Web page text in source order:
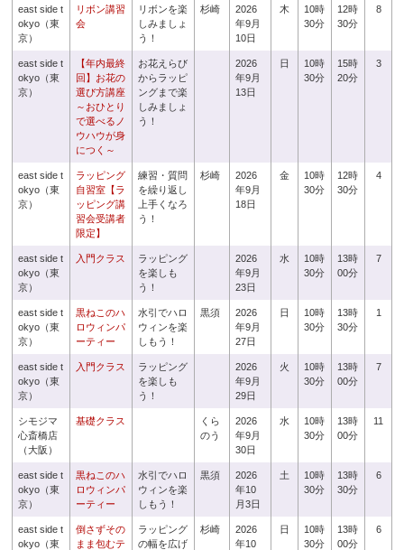
east side t
okyo（東
京）
リボン講習
会
リボンを楽
しみましょ
う！
杉崎
2026
年9月
10日
木
10時
30分
12時
30分
8
east side t
okyo（東
京）
【年内最終
回】お花の
選び方講座
～おひとり
で選べるノ
ウハウが身
につく～
お花えらび
からラッピ
ングまで楽
しみましょ
う！
2026
年9月
13日
日
10時
30分
15時
20分
3
east side t
okyo（東
京）
ラッピング
自習室【ラ
ッピング講
習会受講者
限定】
練習・質問
を繰り返し
上手くなろ
う！
杉崎
2026
年9月
18日
金
10時
30分
12時
30分
4
east side t
okyo（東
京）
入門クラス
ラッピング
を楽しも
う！
2026
年9月
23日
水
10時
30分
13時
00分
7
east side t
okyo（東
京）
黒ねこのハ
ロウィンパ
ーティー
水引でハロ
ウィンを楽
しもう！
黒須
2026
年9月
27日
日
10時
30分
13時
30分
1
east side t
okyo（東
京）
入門クラス
ラッピング
を楽しも
う！
2026
年9月
29日
火
10時
30分
13時
00分
7
シモジマ
心斎橋店
（大阪）
基礎クラス
くら
のう
2026
年9月
30日
水
10時
30分
13時
00分
11
east side t
okyo（東
京）
黒ねこのハ
ロウィンパ
ーティー
水引でハロ
ウィンを楽
しもう！
黒須
2026
年10
月3日
土
10時
30分
13時
30分
6
east side t
okyo（東
倒さずその
まま包むテ
ラッピング
の幅を広げ
杉崎
2026
年10
日
10時
30分
13時
00分
6